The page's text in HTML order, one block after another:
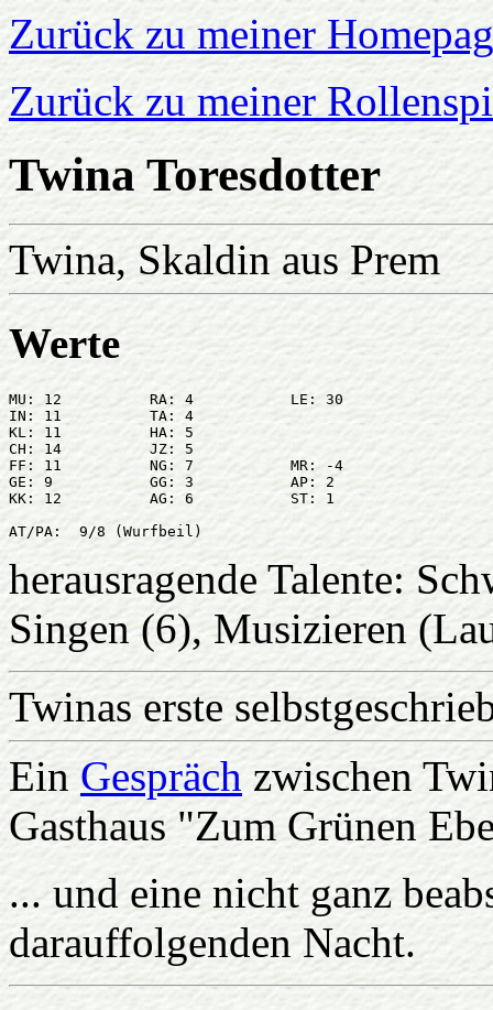
Zurück zu meiner
Zurück zu meiner
Twina Toresdotter
Twina, Skaldin aus Prem
Werte
MU: 12		RA: 4		LE: 30
IN: 11 		TA: 4
KL: 11 		HA: 5
CH: 14 		JZ: 5
FF: 11 		NG: 7		MR: -4
GE: 9 		GG: 3		AP: 2
KK: 12 		AG: 6		ST: 1
herausragende Talente:
Singen (6), Musizieren
Twinas erste
Ein Gespräch zwischen
Gasthaus "Zum Grünen
... und eine nicht ganz
darauffolgenden Nacht.